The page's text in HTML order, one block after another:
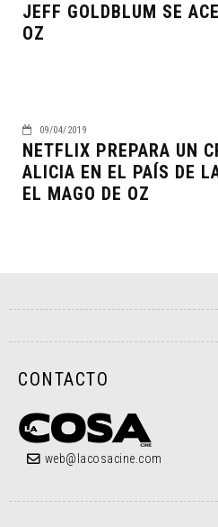
JEFF GOLDBLUM SE
OZ
09/04/2019
NETFLIX PREPARA UN
ALICIA EN EL PAÍS DE
EL MAGO DE OZ
CONTACTO
web@lacosacine.com